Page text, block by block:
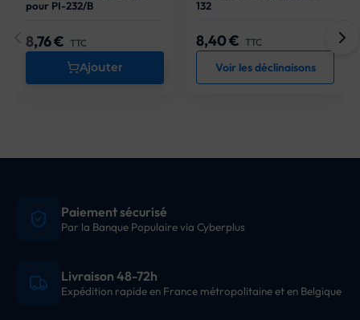
pour PI-232/B
Prix
8,76 € TTC
Ajouter
132
Prix
8,40 € TTC
Voir les déclinaisons
Paiement sécurisé
Par la Banque Populaire via Cyberplus
Livraison 48-72h
Expédition rapide en France métropolitaine et en Belgique